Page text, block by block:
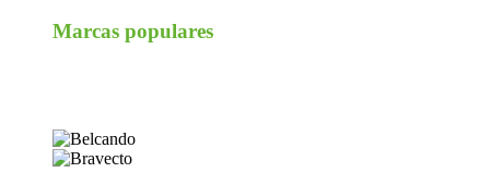
Marcas populares